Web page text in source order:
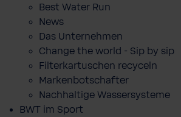
Best Water Run
News
Das Unternehmen
Change the world - Sip by sip
Filterkartuschen recyceln
Markenbotschafter
Nachhaltige Wassersysteme
BWT im Sport